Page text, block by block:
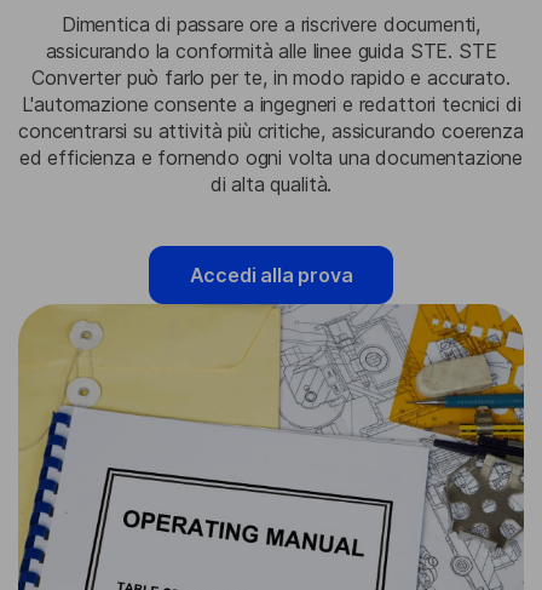
Dimentica di passare ore a riscrivere documenti,
assicurando la conformità alle linee guida STE. STE
Converter può farlo per te, in modo rapido e accurato.
L'automazione consente a ingegneri e redattori tecnici di
concentrarsi su attività più critiche, assicurando coerenza
ed efficienza e fornendo ogni volta una documentazione
di alta qualità.
Accedi alla prova